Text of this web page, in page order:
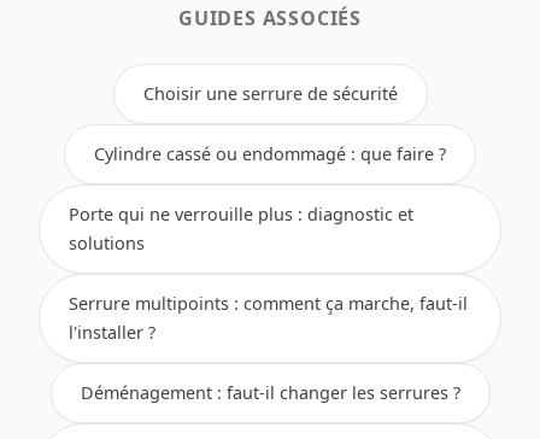
GUIDES ASSOCIÉS
Choisir une serrure de sécurité
Cylindre cassé ou endommagé : que faire ?
Porte qui ne verrouille plus : diagnostic et
solutions
Serrure multipoints : comment ça marche, faut-il
l'installer ?
Déménagement : faut-il changer les serrures ?